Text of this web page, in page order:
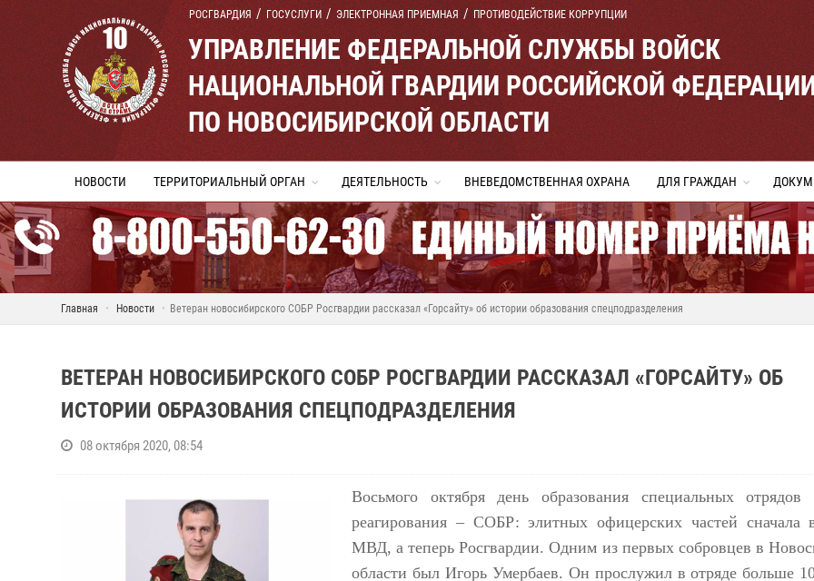
РОСГВАРДИЯ ГОСУСЛУГИ ЭЛЕКТРОННАЯ ПРИЕМНАЯ ПРОТИВОДЕЙСТВИЕ КОРРУПЦИИ
УПРАВЛЕНИЕ ФЕДЕРАЛЬНОЙ СЛУЖБЫ ВОЙСК
НАЦИОНАЛЬНОЙ ГВАРДИИ РОССИЙСКОЙ
ПО НОВОСИБИРСКОЙ ОБЛАСТИ
НОВОСТИ ТЕРРИТОРИАЛЬНЫЙ ОРГАН ДЕЯТЕЛЬНОСТЬ ВНЕВЕДОМСТВЕННАЯ ОХРАНА ДЛЯ ГРАЖДАН
Главная Новости Ветеран новосибирского СОБР Росгвардии рассказал «Горсайту» об истории образования спецподразделения
ВЕТЕРАН НОВОСИБИРСКОГО СОБР РОСГВАРДИИ РАССКАЗАЛ «ГОРСАЙТУ» ОБ
ИСТОРИИ ОБРАЗОВАНИЯ СПЕЦПОДРАЗДЕЛЕНИЯ
08 октября 2020, 08:54
Восьмого октября день образования специальных отрядов
реагирования – СОБР: элитных офицерских частей сначала
МВД, а теперь Росгвардии. Одним из первых собровцев в
области был Игорь Умербаев. Он прослужил в отряде больше